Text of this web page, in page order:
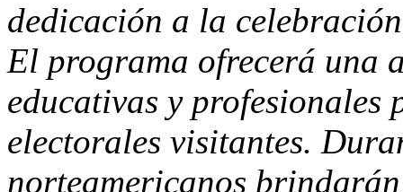
dedicación a la
El programa ofrecerá una
educativas y
electorales visitantes.
norteamericanos